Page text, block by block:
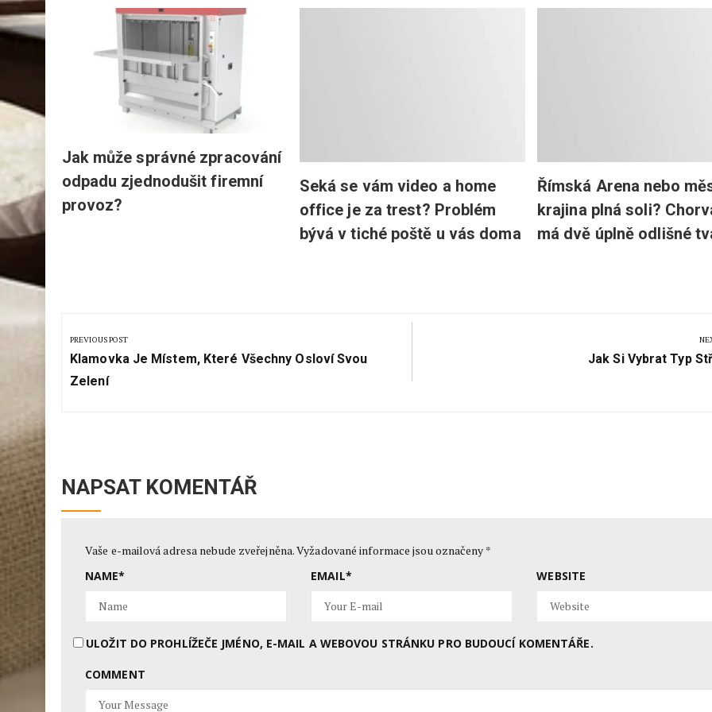
Jak může správné zpracování
odpadu zjednodušit firemní
provoz?
Seká se vám video a home
office je za trest? Problém
bývá v tiché poště u vás doma
Římská Arena nebo
krajina plná soli?
má dvě úplně odlišné
pro
příspěvek
PREVIOUS POST
Previous
Post:
Klamovka Je Místem, Které Všechny Osloví Svou
Zelení
Next
Jak Si Vybrat Typ
NAPSAT KOMENTÁŘ
Vaše e-mailová adresa nebude zveřejněna.Vyžadované informace jsou označeny *
NAME* EMAIL* WEBSITE
ULOŽIT DO PROHLÍŽEČE JMÉNO, E-MAIL A WEBOVOU STRÁNKU PRO BUDOUCÍ KOMENTÁŘE.
COMMENT